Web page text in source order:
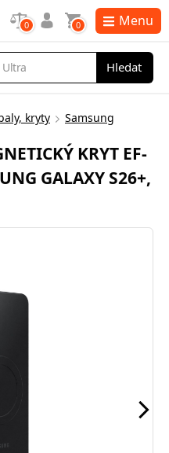
Hledat
0 0 Menu
kryty Samsung
KRYT EF-
GALAXY S26+,